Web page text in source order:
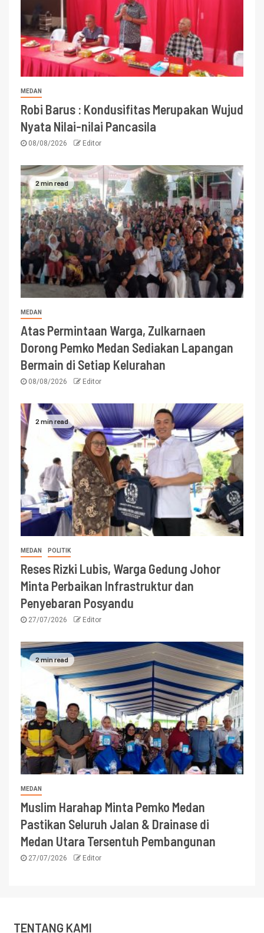
MEDAN
Robi Barus : Kondusifitas Merupakan Wujud
Nyata Nilai-nilai Pancasila
08/08/2026 Editor
2 min read
MEDAN
Atas Permintaan Warga, Zulkarnaen
Dorong Pemko Medan Sediakan Lapangan
Bermain di Setiap Kelurahan
08/08/2026 Editor
2 min read
MEDAN POLITIK
Reses Rizki Lubis, Warga Gedung Johor
Minta Perbaikan Infrastruktur dan
Penyebaran Posyandu
27/07/2026 Editor
2 min read
MEDAN
Muslim Harahap Minta Pemko Medan
Pastikan Seluruh Jalan & Drainase di
Medan Utara Tersentuh Pembangunan
27/07/2026 Editor
TENTANG KAMI